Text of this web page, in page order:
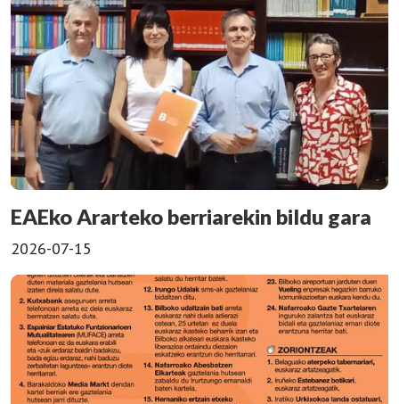
EAEko Ararteko berriarekin bildu gara
2026-07-15